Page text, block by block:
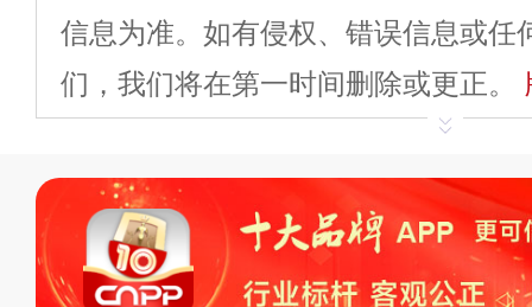
信息为准。如有侵权、错误信息或任
们，我们将在第一时间删除或更正。
平台自有内容（文字
标、LOGO 等）知识产权归本站所
复制、转载、商用。本站不生产产
不代理、不招商、不提供中介服务。